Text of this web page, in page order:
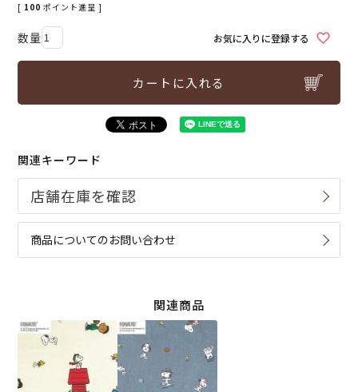
[ 100 ポイント進呈 ]
お気に入りに登録する
カートに入れる
関連キーワード
商品についてのお問い合わせ
関連商品